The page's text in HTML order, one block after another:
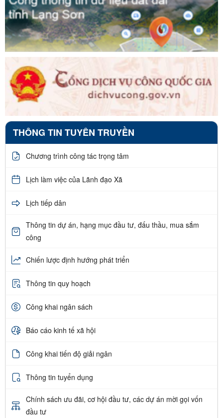
THÔNG TIN TUYÊN TRUYỀN
Chương trình công tác trọng tâm
Lịch làm việc của Lãnh đạo Xã
Lịch tiếp dân
Thông tin dự án, hạng mục đầu tư, đấu thầu, mua sắm
công
Chiến lược định hướng phát triển
Thông tin quy hoạch
Công khai ngân sách
Báo cáo kinh tế xã hội
Công khai tiến độ giải ngân
Thông tin tuyển dụng
Chính sách ưu đãi, cơ hội đầu tư, các dự án mời gọi vốn
đầu tư